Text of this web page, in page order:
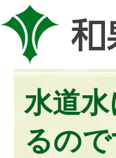
水道
るので